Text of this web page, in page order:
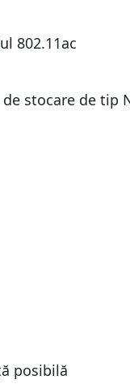
802.11ac
stocare de tip
posibilă